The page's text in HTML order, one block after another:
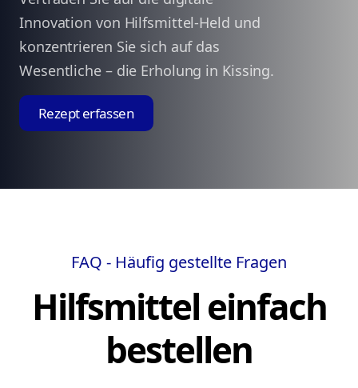
Innovation von Hilfsmittel-Held und
konzentrieren Sie sich auf das
Wesentliche – die Erholung in Kissing.
Rezept erfassen
FAQ - Häufig gestellte Fragen
Hilfsmittel einfach
bestellen